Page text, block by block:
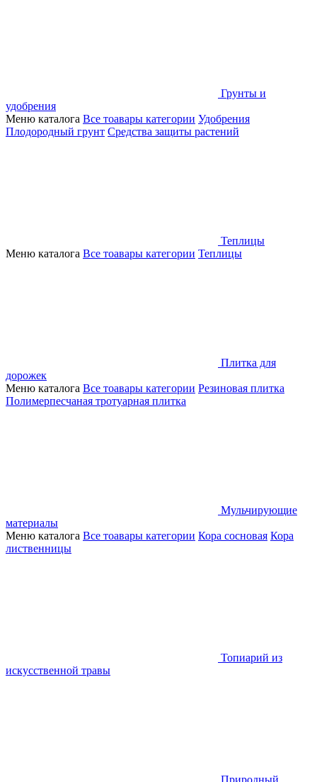
Грунты и
удобрения
Меню каталога Все тоавары категории Удобрения
Плодородный грунт Средства защиты растений
Теплицы
Меню каталога Все тоавары категории Теплицы
Плитка для
дорожек
Меню каталога Все тоавары категории Резиновая плитка
Полимерпесчаная тротуарная плитка
Мульчирующие
материалы
Меню каталога Все тоавары категории Кора сосновая Кора
лиственницы
Топиарий из
искусственной травы
Природный